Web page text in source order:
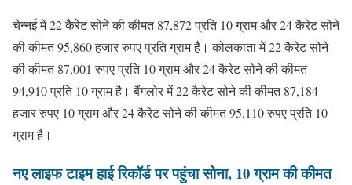
चेन्नई में 22 कैरेट सोने की कीमत 87,872 प्रति 10 ग्राम और 24 कैरेट सोने
की कीमत 95,860 हजार रुपए प्रति ग्राम है। कोलकाता में 22 कैरेट सोने
की कीमत 87,001 रुपए प्रति 10 ग्राम और 24 कैरेट सोने की कीमत
94,910 प्रति 10 ग्राम है। बैंगलोर में 22 कैरेट सोने की कीमत 87,184
हजार रुपए 10 ग्राम और 24 कैरेट सोने की कीमत 95,110 रुपए प्रति 10
ग्राम है।
नए लाइफ टाइम हाई रिकॉर्ड पर पहुंचा सोना, 10 ग्राम की कीमत